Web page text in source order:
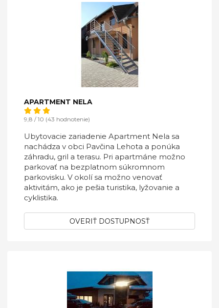
APARTMENT NELA
9,8 / 10 (43 hodnotenie)
Ubytovacie zariadenie Apartment Nela sa
nachádza v obci Pavčina Lehota a ponúka
záhradu, gril a terasu. Pri apartmáne možno
parkovať na bezplatnom súkromnom
parkovisku. V okolí sa možno venovať
aktivitám, ako je pešia turistika, lyžovanie a
cyklistika.
OVERIŤ DOSTUPNOSŤ